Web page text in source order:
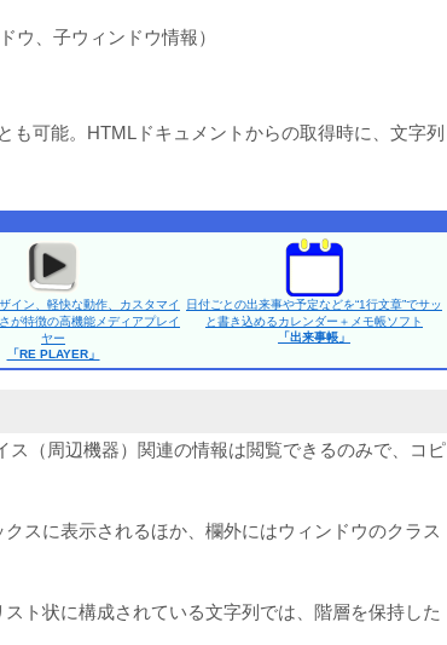
ウ、子ウィンドウ情報）
可能。HTMLドキュメントからの取得時に、文字列
イン、軽快な動作、カスタマイ
が特徴の高機能メディアプレイ
ヤー
「RE PLAYER」
日付ごとの出来事や予定などを“1行文章”でサッ
と書き込めるカレンダー＋メモ帳ソフト
「出来事帳」
（周辺機器）関連の情報は閲覧できるのみで、コピ
スに表示されるほか、欄外にはウィンドウのクラス
ト状に構成されている文字列では、階層を保持した